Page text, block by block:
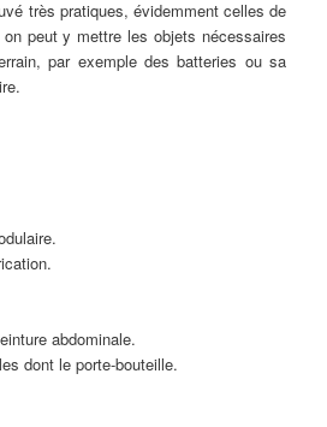
très pratiques, évidemment celles de
peut y mettre les objets nécessaires
par exemple des batteries ou sa
abdominale.
dont le porte-bouteille.